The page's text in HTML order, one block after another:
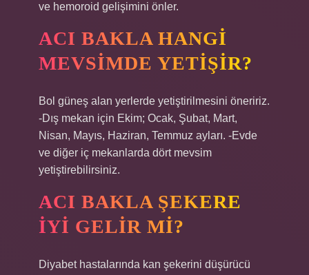
ve hemoroid gelişimini önler.
ACI BAKLA HANGI
MEVSIMDE YETIŞIR?
Bol güneş alan yerlerde yetiştirilmesini öneririz.
-Dış mekan için Ekim; Ocak, Şubat, Mart,
Nisan, Mayıs, Haziran, Temmuz ayları. -Evde
ve diğer iç mekanlarda dört mevsim
yetiştirebilirsiniz.
ACI BAKLA ŞEKERE
IYI GELIR MI?
Diyabet hastalarında kan şekerini düşürücü